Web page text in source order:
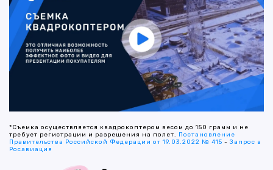
*Съемка осуществляется квадрокоптером весом до 150 грамм и не
требует регистрации и разрешения на полет. Постановление
Правительства Российской Федерации от 19.03.2022 № 415 -Запрос в
Росавиация